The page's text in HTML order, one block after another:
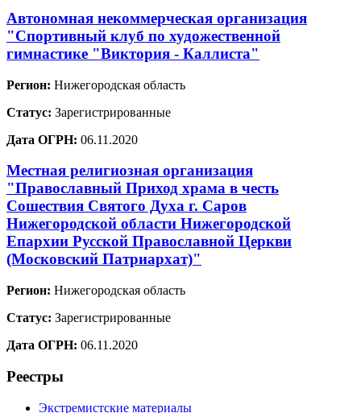
Автономная некоммерческая организация
"Спортивный клуб по художественной
гимнастике "Виктория - Каллиста"
Регион: Нижегородская область
Статус: Зарегистрированные
Дата ОГРН: 06.11.2020
Местная религиозная организация
"Православный Приход храма в честь
Сошествия Святого Духа г. Саров
Нижегородской области Нижегородской
Епархии Русской Православной Церкви
(Московский Патриархат)"
Регион: Нижегородская область
Статус: Зарегистрированные
Дата ОГРН: 06.11.2020
Реестры
Экстремистские материалы